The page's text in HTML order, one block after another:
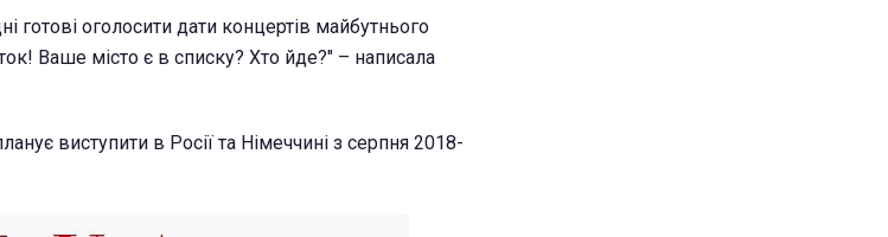
готові оголосити дати концертів майбутнього
Ваше місто є в списку? Хто йде?" – написала
виступити в Росії та Німеччині з серпня 2018-